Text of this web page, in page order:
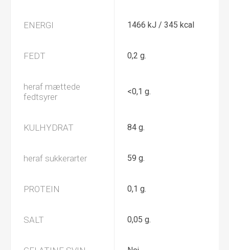
ENERGI 1466 kJ / 345 kcal
FEDT 0,2 g.
heraf mættede
fedtsyrer
<0,1 g.
KULHYDRAT 84 g.
heraf sukkerarter 59 g.
PROTEIN 0,1 g.
SALT 0,05 g.